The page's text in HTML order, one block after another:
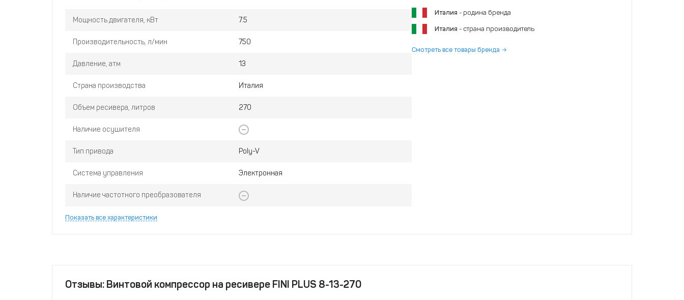
Мощность двигателя, кВт 7.5
Производительность, л/мин 750
Давление, атм 13
Страна производства Италия
Объем ресивера, литров 270
Наличие осушителя
Тип привода Poly-V
Система управления Электронная
Наличие частотного преобразователя
Показать все характеристики
Италия - родина бренда
Италия - страна производитель
Смотреть все товары бренда
Отзывы: Винтовой компрессор на ресивере FINI PLUS 8-13-270